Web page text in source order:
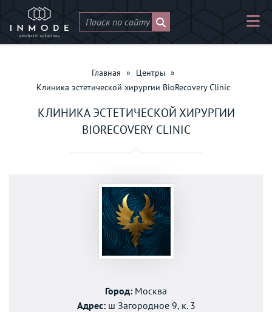
Главная » Центры »
Клиника эстетической хирургии BioRecovery Clinic
КЛИНИКА ЭСТЕТИЧЕСКОЙ ХИРУРГИИ
BIORECOVERY CLINIC
Город: Москва
Адрес:ш Загородное 9, к. 3